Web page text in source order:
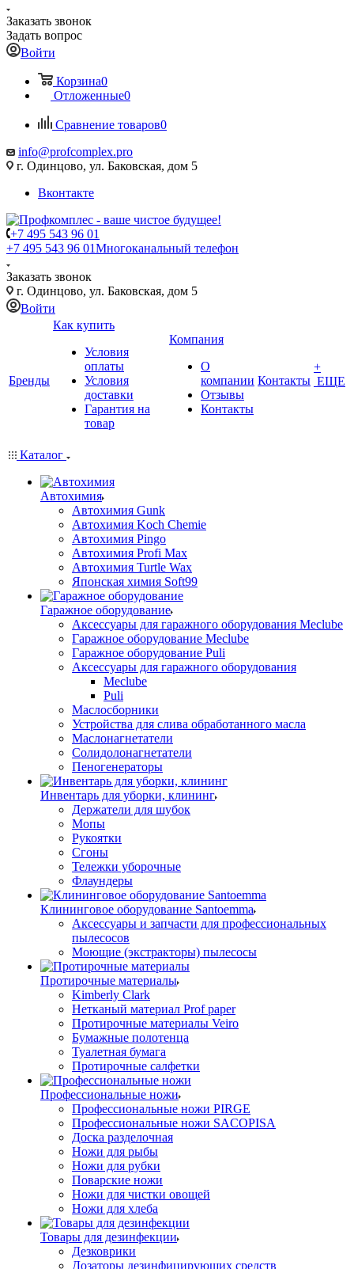
Заказать звонок
Задать вопрос
Войти
Корзина0
Отложенные0
Сравнение товаров0
info@profcomplex.pro
г. Одинцово, ул. Баковская, дом 5
Вконтакте
+7 495 543 96 01
+7 495 543 96 01Многоканальный телефон
Заказать звонок
г. Одинцово, ул. Баковская, дом 5
Войти
Бренды
Как купить
Условия
оплаты
Условия
доставки
Гарантия на
товар
Компания
О
компании
Отзывы
Контакты
Контакты
+
ЕЩЕ
Каталог
Автохимия
Автохимия Gunk
Автохимия Koch Chemie
Автохимия Pingo
Автохимия Profi Max
Автохимия Turtle Wax
Японская химия Soft99
Гаражное оборудование
Аксессуары для гаражного оборудования Meclube
Гаражное оборудование Meclube
Гаражное оборудование Puli
Аксессуары для гаражного оборудования
Meclube
Puli
Маслосборники
Устройства для слива обработанного масла
Маслонагнетатели
Солидолонагнетатели
Пеногенераторы
Инвентарь для уборки, клининг
Держатели для шубок
Мопы
Рукоятки
Сгоны
Тележки уборочные
Флаундеры
Клининговое оборудование Santoemma
Аксессуары и запчасти для профессиональных
пылесосов
Моющие (экстракторы) пылесосы
Протирочные материалы
Kimberly Clark
Нетканый материал Prof paper
Протирочные материалы Veiro
Бумажные полотенца
Туалетная бумага
Протирочные салфетки
Профессиональные ножи
Профессиональные ножи PIRGE
Профессиональные ножи SACOPISA
Доска разделочная
Ножи для рыбы
Ножи для рубки
Поварские ножи
Ножи для чистки овощей
Ножи для хлеба
Товары для дезинфекции
Дезковрики
Дозаторы дезинфицирующих средств